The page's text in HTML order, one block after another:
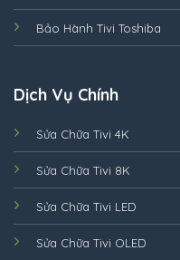
Bảo Hành Tivi Toshiba
Dịch Vụ Chính
Sửa Chữa Tivi 4K
Sửa Chữa Tivi 8K
Sửa Chữa Tivi LED
Sửa Chữa Tivi OLED